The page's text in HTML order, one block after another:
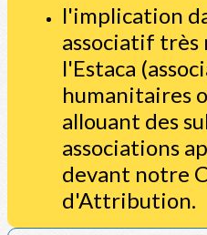
l'implication
associatif très
l'Estaca
humanitaires
allouant des
associations
devant notre
d'Attribution.